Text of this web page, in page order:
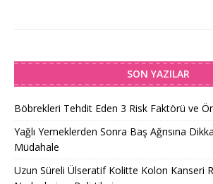
SON YAZILAR
Böbrekleri Tehdit Eden 3 Risk Faktörü ve
Yağlı Yemeklerden Sonra Baş Ağrısına
Müdahale
Uzun Süreli Ülseratif Kolitte Kolon Kanseri